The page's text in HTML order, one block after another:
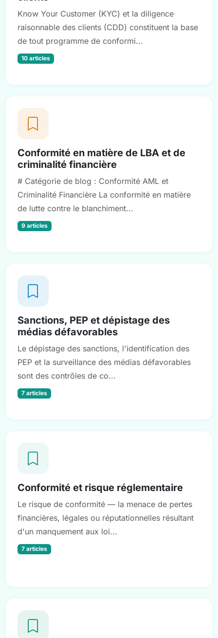
Know Your Customer (KYC) et la diligence
raisonnable des clients (CDD) constituent la base
de tout programme de conformi...
10 articles
Conformité en matière de LBA et de
criminalité financière
# Catégorie de blog : Conformité AML et
Criminalité Financière La conformité en matière
de lutte contre le blanchiment...
9 articles
Sanctions, PEP et dépistage des
médias défavorables
Le dépistage des sanctions, l'identification des
PEP et la surveillance des médias défavorables
sont des contrôles de co...
7 articles
Conformité et risque réglementaire
Le risque de conformité — la menace de pertes
financières, légales ou réputationnelles résultant
d'un manquement aux loi...
7 articles